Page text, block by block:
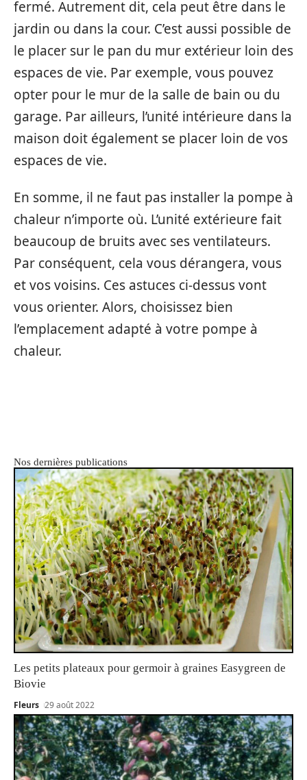
fermé. Autrement dit, cela peut être dans le
jardin ou dans la cour. C’est aussi possible de
le placer sur le pan du mur extérieur loin des
espaces de vie. Par exemple, vous pouvez
opter pour le mur de la salle de bain ou du
garage. Par ailleurs, l’unité intérieure dans la
maison doit également se placer loin de vos
espaces de vie.
En somme, il ne faut pas installer la pompe à
chaleur n’importe où. L’unité extérieure fait
beaucoup de bruits avec ses ventilateurs.
Par conséquent, cela vous dérangera, vous
et vos voisins. Ces astuces ci-dessus vont
vous orienter. Alors, choisissez bien
l’emplacement adapté à votre pompe à
chaleur.
Nos dernières publications
Les petits plateaux pour germoir à graines Easygreen de
Biovie
Fleurs 29 août 2022